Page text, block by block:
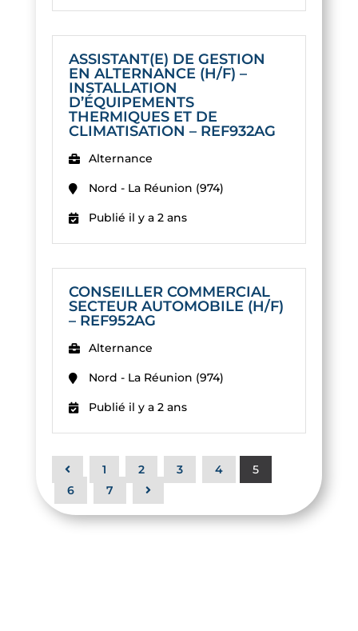
ASSISTANT(E) DE GESTION
EN ALTERNANCE (H/F) –
INSTALLATION
D’ÉQUIPEMENTS
THERMIQUES ET DE
CLIMATISATION – REF932AG
Alternance
Nord - La Réunion (974)
Publié il y a 2 ans
CONSEILLER COMMERCIAL
SECTEUR AUTOMOBILE (H/F)
– REF952AG
Alternance
Nord - La Réunion (974)
Publié il y a 2 ans
1 2 3 4
5
6
7